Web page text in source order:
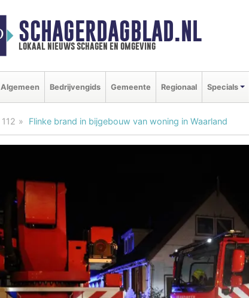
SCHAGERDAGBLAD.NL
lokaal nieuws schagen en omgeving
Algemeen Bedrijvengids Gemeente Regionaal Specials
112 Flinke brand in bijgebouw van woning in Waarland